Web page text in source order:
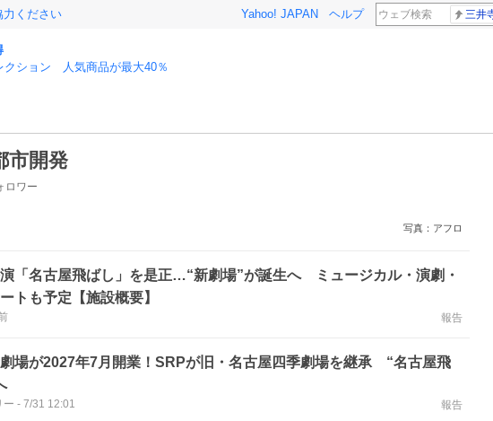
力ください Yahoo! JAPAN ヘルプ 三井
クション 人気商品が最大40％
市開発
ロワー
写真：アフロ
「名古屋飛ばし」を是正…“新劇場”が誕生へ ミュージカル・演劇・
トも予定【施設概要】
報告
場が2027年7月開業！SRPが旧・名古屋四季劇場を継承 “名古屋飛
ー - 7/31 12:01 報告